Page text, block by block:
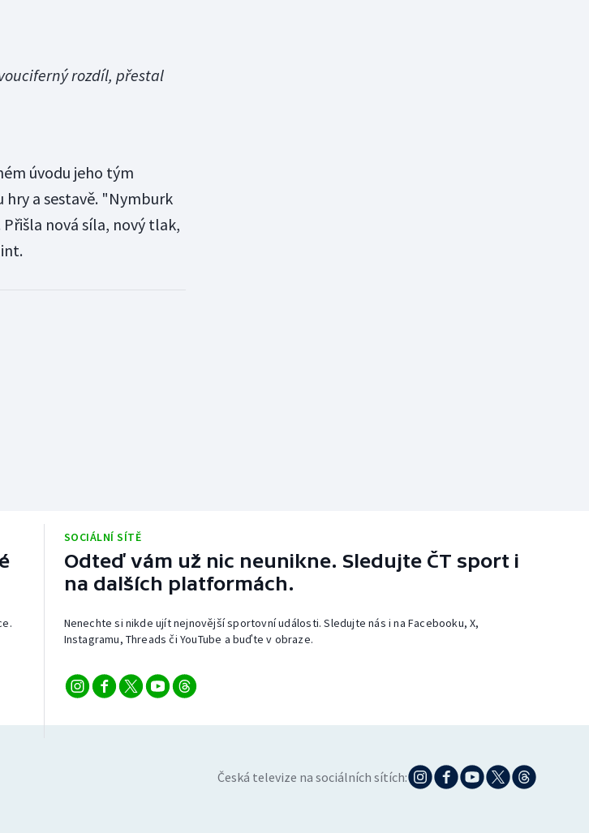
rozdíl, přestal
úvodu jeho tým
hry a sestavě. "Nymburk
nová síla, nový tlak,
SOCIÁLNÍ SÍTĚ
Odteď vám už nic neunikne. Sledujte ČT sport i
na dalších platformách.
Nenechte si nikde ujít nejnovější sportovní události. Sledujte nás i na Facebooku, X,
Instagramu, Threads či YouTube a buďte v obraze.
Česká televize na sociálních sítích: